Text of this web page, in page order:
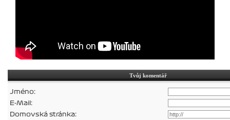
Tvůj komentář
Jméno:
E-Mail:
Domovská stránka: